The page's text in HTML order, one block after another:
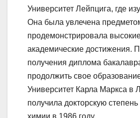
Университет Лейпцига, где
Она была увлечена
продемонстрировала
академические достижения.
получения диплома
продолжить свое
Университет Карла Маркса в
получила докторскую
химии в 1986 году.